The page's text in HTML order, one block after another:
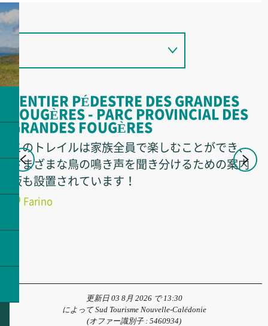
SENTIER PÉDESTRE DES GRANDES
FOUGÈRES - PARC PROVINCIAL DES
GRANDES FOUGÈRES
このトレイルは家族全員で楽しむことができ、
さまざまな鳥の鳴き声を聞き分けるための案内
板も設置されています！
Farino
更新日 03 8月 2026 で 13:30
によって Sud Tourisme Nouvelle-Calédonie
(オファー識別子 : 5460934)